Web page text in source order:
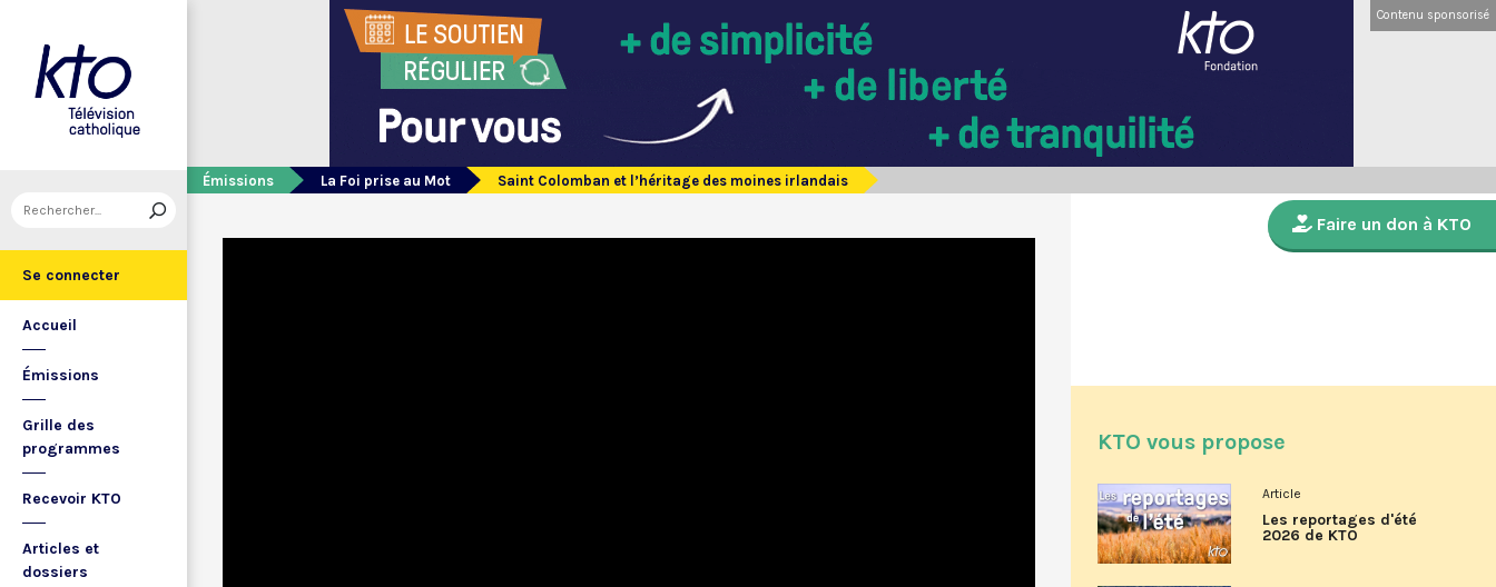
Se connecter
Accueil
Émissions
Grille des
programmes
Recevoir KTO
Articles et
dossiers
Contenu sponsorisé
Émissions La Foi prise au Mot Saint Colomban et l’héritage des moines irlandais
Faire un don à KTO
KTO vous propose
Article
Les reportages d'été
2026 de KTO